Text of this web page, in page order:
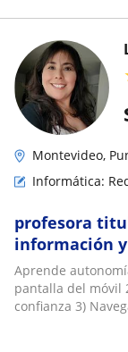
Montevideo,
Informática:
profesora
información
adultos y
Aprende
pantalla del móvil
confianza 3)